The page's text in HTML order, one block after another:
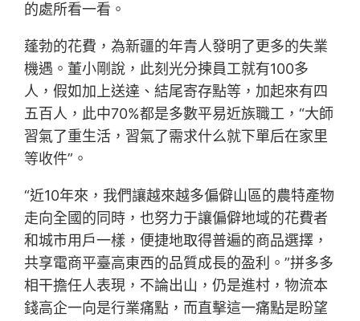
的處所看一看。
蓬勃的花費，為新疆的年青人發明了更多的失業
機遇。董小剛說，此刻光分揀員工就有100多
人，假如加上送達、結尾寄存點等，加起來有四
五百人，此中70%都是多數平易近族職工，“大師
習氣了重生活，習氣了需求什么就下單后在家里
等收件”。
“近10年來，我們讓越來越多偏僻山區的農特產物
走向全國的同時，也努力于讓偏僻地域的花費者
和城市用戶一樣，便捷地取得普遍的商品選擇，
共享電商平臺高東西的品質成長的盈利。”拼多多
相干擔任人表現，不論出山，仍是進村，物流本
錢高企一向是行業痛點，而直擊這一痛點是盼望